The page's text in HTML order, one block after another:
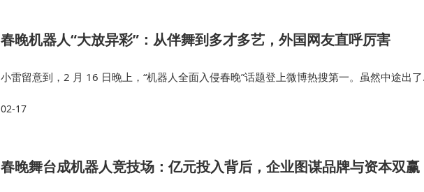
春晚机器人“大放异彩”：从伴舞到多才多艺，外国网友直呼厉害
小雷留意到，2 月 16 日晚上，“机器人全面入侵春晚”话题登上微博热搜第一。虽然中途出了
小雷还记得去年春晚，当时的宇树…
02-17
春晚舞台成机器人竞技场：亿元投入背后，企业图谋品牌与资本双赢